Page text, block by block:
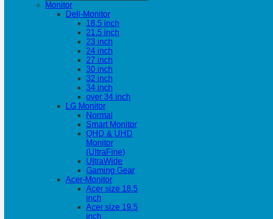
Monitor
Dell-Monitor
18.5 inch
21.5 inch
23 inch
24 inch
27 inch
30 inch
32 inch
34 inch
over 34 inch
LG Monitor
Normal
Smart Monitor
QHD & UHD
Monitor
(UltraFine)
UltraWide
Gaming Gear
Acer-Monitor
Acer size 18.5
inch
Acer size 19.5
inch